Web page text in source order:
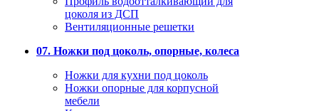
цоколя из ДСП
Вентиляционные решетки
07. Ножки под цоколь, опорные, колеса
Ножки для кухни под цоколь
Ножки опорные для корпусной
мебели